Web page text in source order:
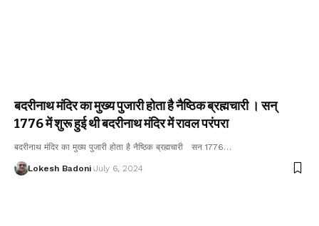
बदरीनाथ मंदिर का मुख्य पुजारी होता है नैष्ठिक ब्रह्मचारी । सन्
1776 में शुरू हुई थी बदरीनाथ मंदिर में रावल परंपरा
बदरीनाथ मंदिर का मुख्य पुजारी होता है नैष्ठिक ब्रह्मचारी सन 1776…
Lokesh Badoni July 6, 2024